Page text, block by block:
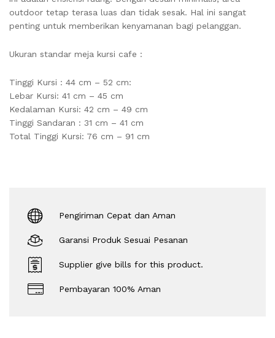
outdoor tetap terasa luas dan tidak sesak. Hal ini sangat
penting untuk memberikan kenyamanan bagi pelanggan.
Ukuran standar meja kursi cafe :
Tinggi Kursi : 44 cm – 52 cm:
Lebar Kursi: 41 cm – 45 cm
Kedalaman Kursi: 42 cm – 49 cm
Tinggi Sandaran : 31 cm – 41 cm
Total Tinggi Kursi: 76 cm – 91 cm
Pengiriman Cepat dan Aman
Garansi Produk Sesuai Pesanan
Supplier give bills for this product.
Pembayaran 100% Aman